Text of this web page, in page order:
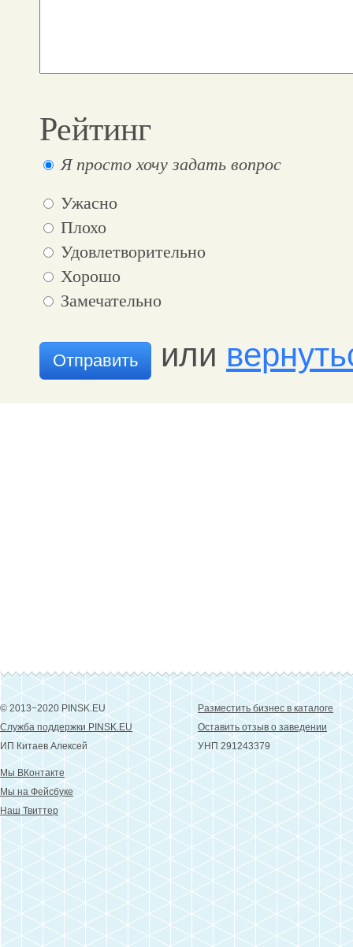
Рейтинг
Я просто хочу задать вопрос
Ужасно
Плохо
Удовлетворительно
Хорошо
Замечательно
Отправить или
© 2013−2020 PINSK.EU
Служба поддержки PINSK.EU
ИП Китаев Алексей
Разместить бизнес в каталоге
Оставить отзыв о заведении
УНП 291243379
Мы ВКонтакте
Мы на Фейсбуке
Наш Твиттер